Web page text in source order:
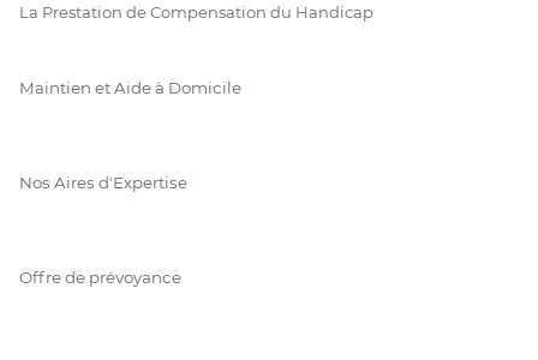
La Prestation de Compensation du Handicap
Maintien et Aide à Domicile
Nos Aires d'Expertise
Offre de prévoyance